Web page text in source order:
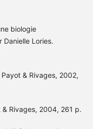
biologie
Danielle Lories.
Payot & Rivages, 2002,
& Rivages, 2004, 261 p.